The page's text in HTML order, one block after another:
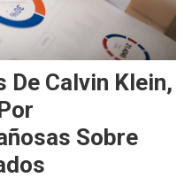
De Calvin Klein,
Sobre